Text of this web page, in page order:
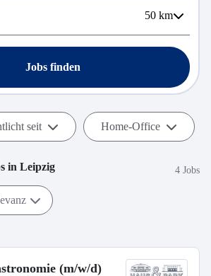
50 km
Jobs finden
seit Home-Office
in Leipzig 4 Jobs
(m/w/d)